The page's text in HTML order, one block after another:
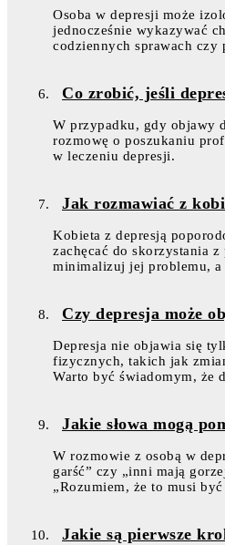
Osoba w depresji może
jednocześnie wykazywać
codziennych sprawach
Co zrobić, jeśli
W przypadku, gdy objawy
rozmowę o poszukaniu
w leczeniu depresji.
Jak rozmawiać z
Kobieta z depresją
zachęcać do skorzystania
minimalizuj jej problemu, a
Czy depresja może
Depresja nie objawia się
fizycznych, takich jak
Warto być świadomym, że
Jakie słowa mogą
W rozmowie z osobą w
garść” czy „inni mają
„Rozumiem, że to musi
Jakie są pierwsze